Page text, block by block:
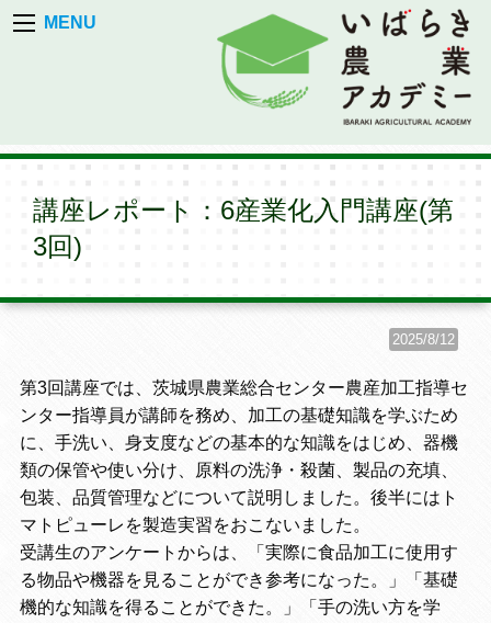
MENU
講座レポート：6産業化入門講座(第
3回)
2025/8/12
第3回講座では、茨城県農業総合センター農産加工指導セ
ンター指導員が講師を務め、加工の基礎知識を学ぶため
に、手洗い、身支度などの基本的な知識をはじめ、器機
類の保管や使い分け、原料の洗浄・殺菌、製品の充填、
包装、品質管理などについて説明しました。後半にはト
マトピューレを製造実習をおこないました。
受講生のアンケートからは、「実際に食品加工に使用す
る物品や機器を見ることができ参考になった。」「基礎
機的な知識を得ることができた。」「手の洗い方を学